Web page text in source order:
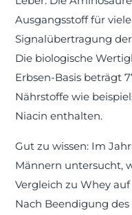
Ausgangsstoff für
Signalübertragung
Die biologische
Erbsen-Basis beträgt
Nährstoffe wie
Niacin enthalten.
Gut zu wissen: Im
Männern untersucht,
Vergleich zu Whey
Nach Beendigung